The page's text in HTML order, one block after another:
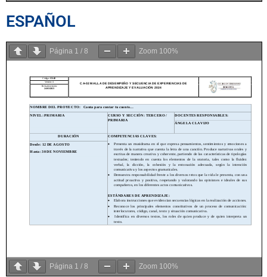
ESPAÑOL
Página 1 / 8 Zoom 100%
Página 1 / 8 Zoom 100%